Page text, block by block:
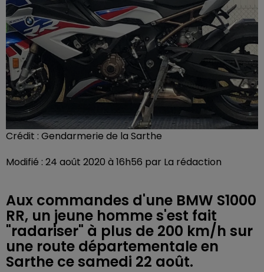
Crédit : Gendarmerie de la Sarthe
Modifié : 24 août 2020 à 16h56 par La rédaction
Aux commandes d'une BMW S1000
RR, un jeune homme s'est fait
"radariser" à plus de 200 km/h sur
une route départementale en
Sarthe ce samedi 22 août.